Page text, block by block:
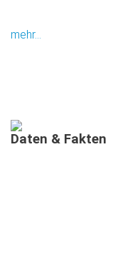
mehr...
Daten & Fakten